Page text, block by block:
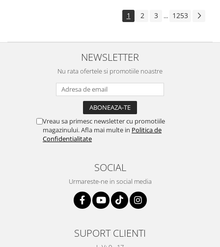
1 2 3 ... 1253
NEWSLETTER
Nu rata ofertele si promotiile noastre
Vreau sa primesc newsletter cu promotiile
magazinului. Afla mai multe in Politica de
Confidentialitate
SOCIAL
Urmareste-ne in social media
SUPORT CLIENTI